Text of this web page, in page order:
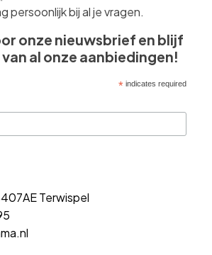
persoonlijk bij al je vragen.
onze nieuwsbrief en blijf
al onze aanbiedingen!
*indicates required
Terwispel